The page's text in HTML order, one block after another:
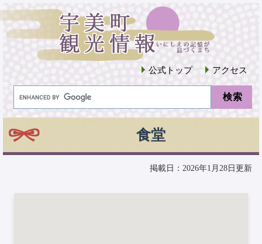
公式トップ アクセス
食堂
掲載日：2026年1月28日更新